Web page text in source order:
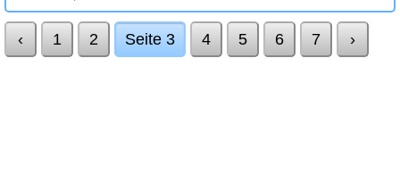
‹ 1 2 Seite 3 4 5 6 7 ›